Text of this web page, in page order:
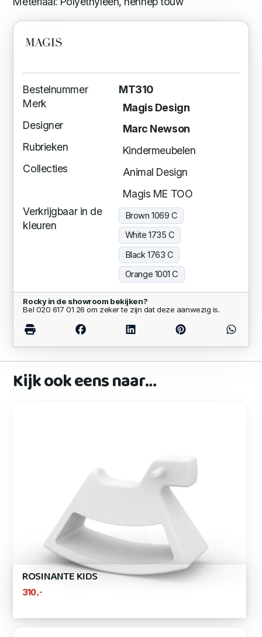
Bestelnummer
MT310
Merk
Magis Design
Designer
Marc Newson
Rubrieken
Kindermeubelen
Collecties
Animal Design
Magis ME TOO
Verkrijgbaar in de
kleuren
Brown 1069 C
White 1735 C
Black 1763 C
Orange 1001 C
Rocky in de showroom bekijken?
Bel 020 617 01 26 om zeker te zijn dat deze aanwezig is.
Kijk ook eens naar…
ROSINANTE KIDS
310 ,-